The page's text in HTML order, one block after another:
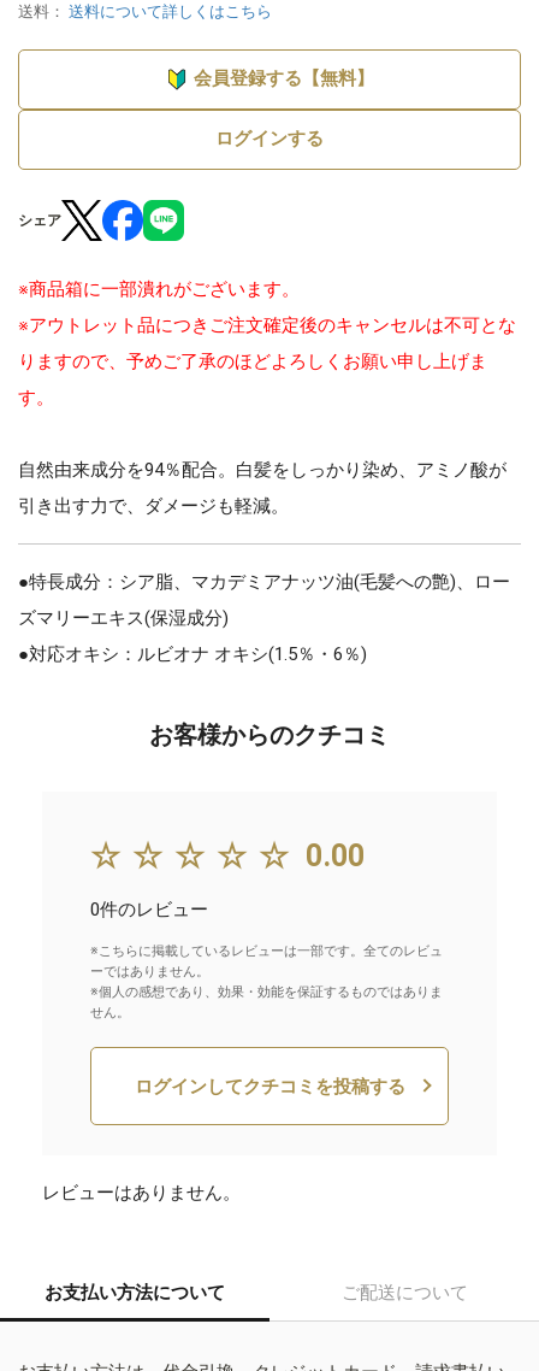
送料： 送料について詳しくはこちら
会員登録する【無料】
ログインする
シェア
※商品箱に一部潰れがございます。
※アウトレット品につきご注文確定後のキャンセルは不可とな
りますので、予めご了承のほどよろしくお願い申し上げま
す。
自然由来成分を94％配合。白髪をしっかり染め、アミノ酸が
引き出す力で、ダメージも軽減。
●特長成分：シア脂、マカデミアナッツ油(毛髪への艶)、ロー
ズマリーエキス(保湿成分)
●対応オキシ：ルビオナ オキシ(1.5％・6％)
お客様からのクチコミ
☆☆☆☆☆ 0.00
0件のレビュー
※こちらに掲載しているレビューは一部です。全てのレビュ
ーではありません。
※個人の感想であり、効果・効能を保証するものではありま
せん。
ログインしてクチコミを投稿する
レビューはありません。
お支払い方法について ご配送について